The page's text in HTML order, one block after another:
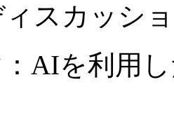
スカッシ
AIを利用